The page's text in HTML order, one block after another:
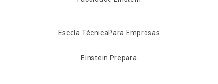
Escola TécnicaPara Empresas
Einstein Prepara